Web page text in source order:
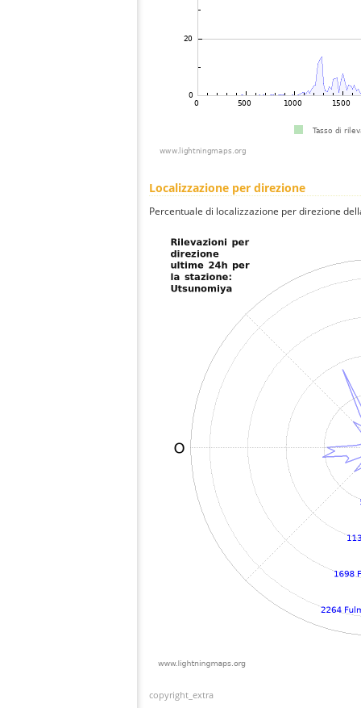
Localizzazione per direzione
Percentuale di localizzazione per direzione
copyright_extra